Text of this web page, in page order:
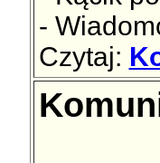
-
Czytaj: